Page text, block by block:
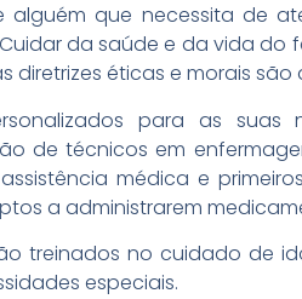
que necessita de
da saúde e da vida do
diretrizes éticas e morais
para as
de técnicos em
médica e
a administrarem
treinados no cuidado de
especiais.